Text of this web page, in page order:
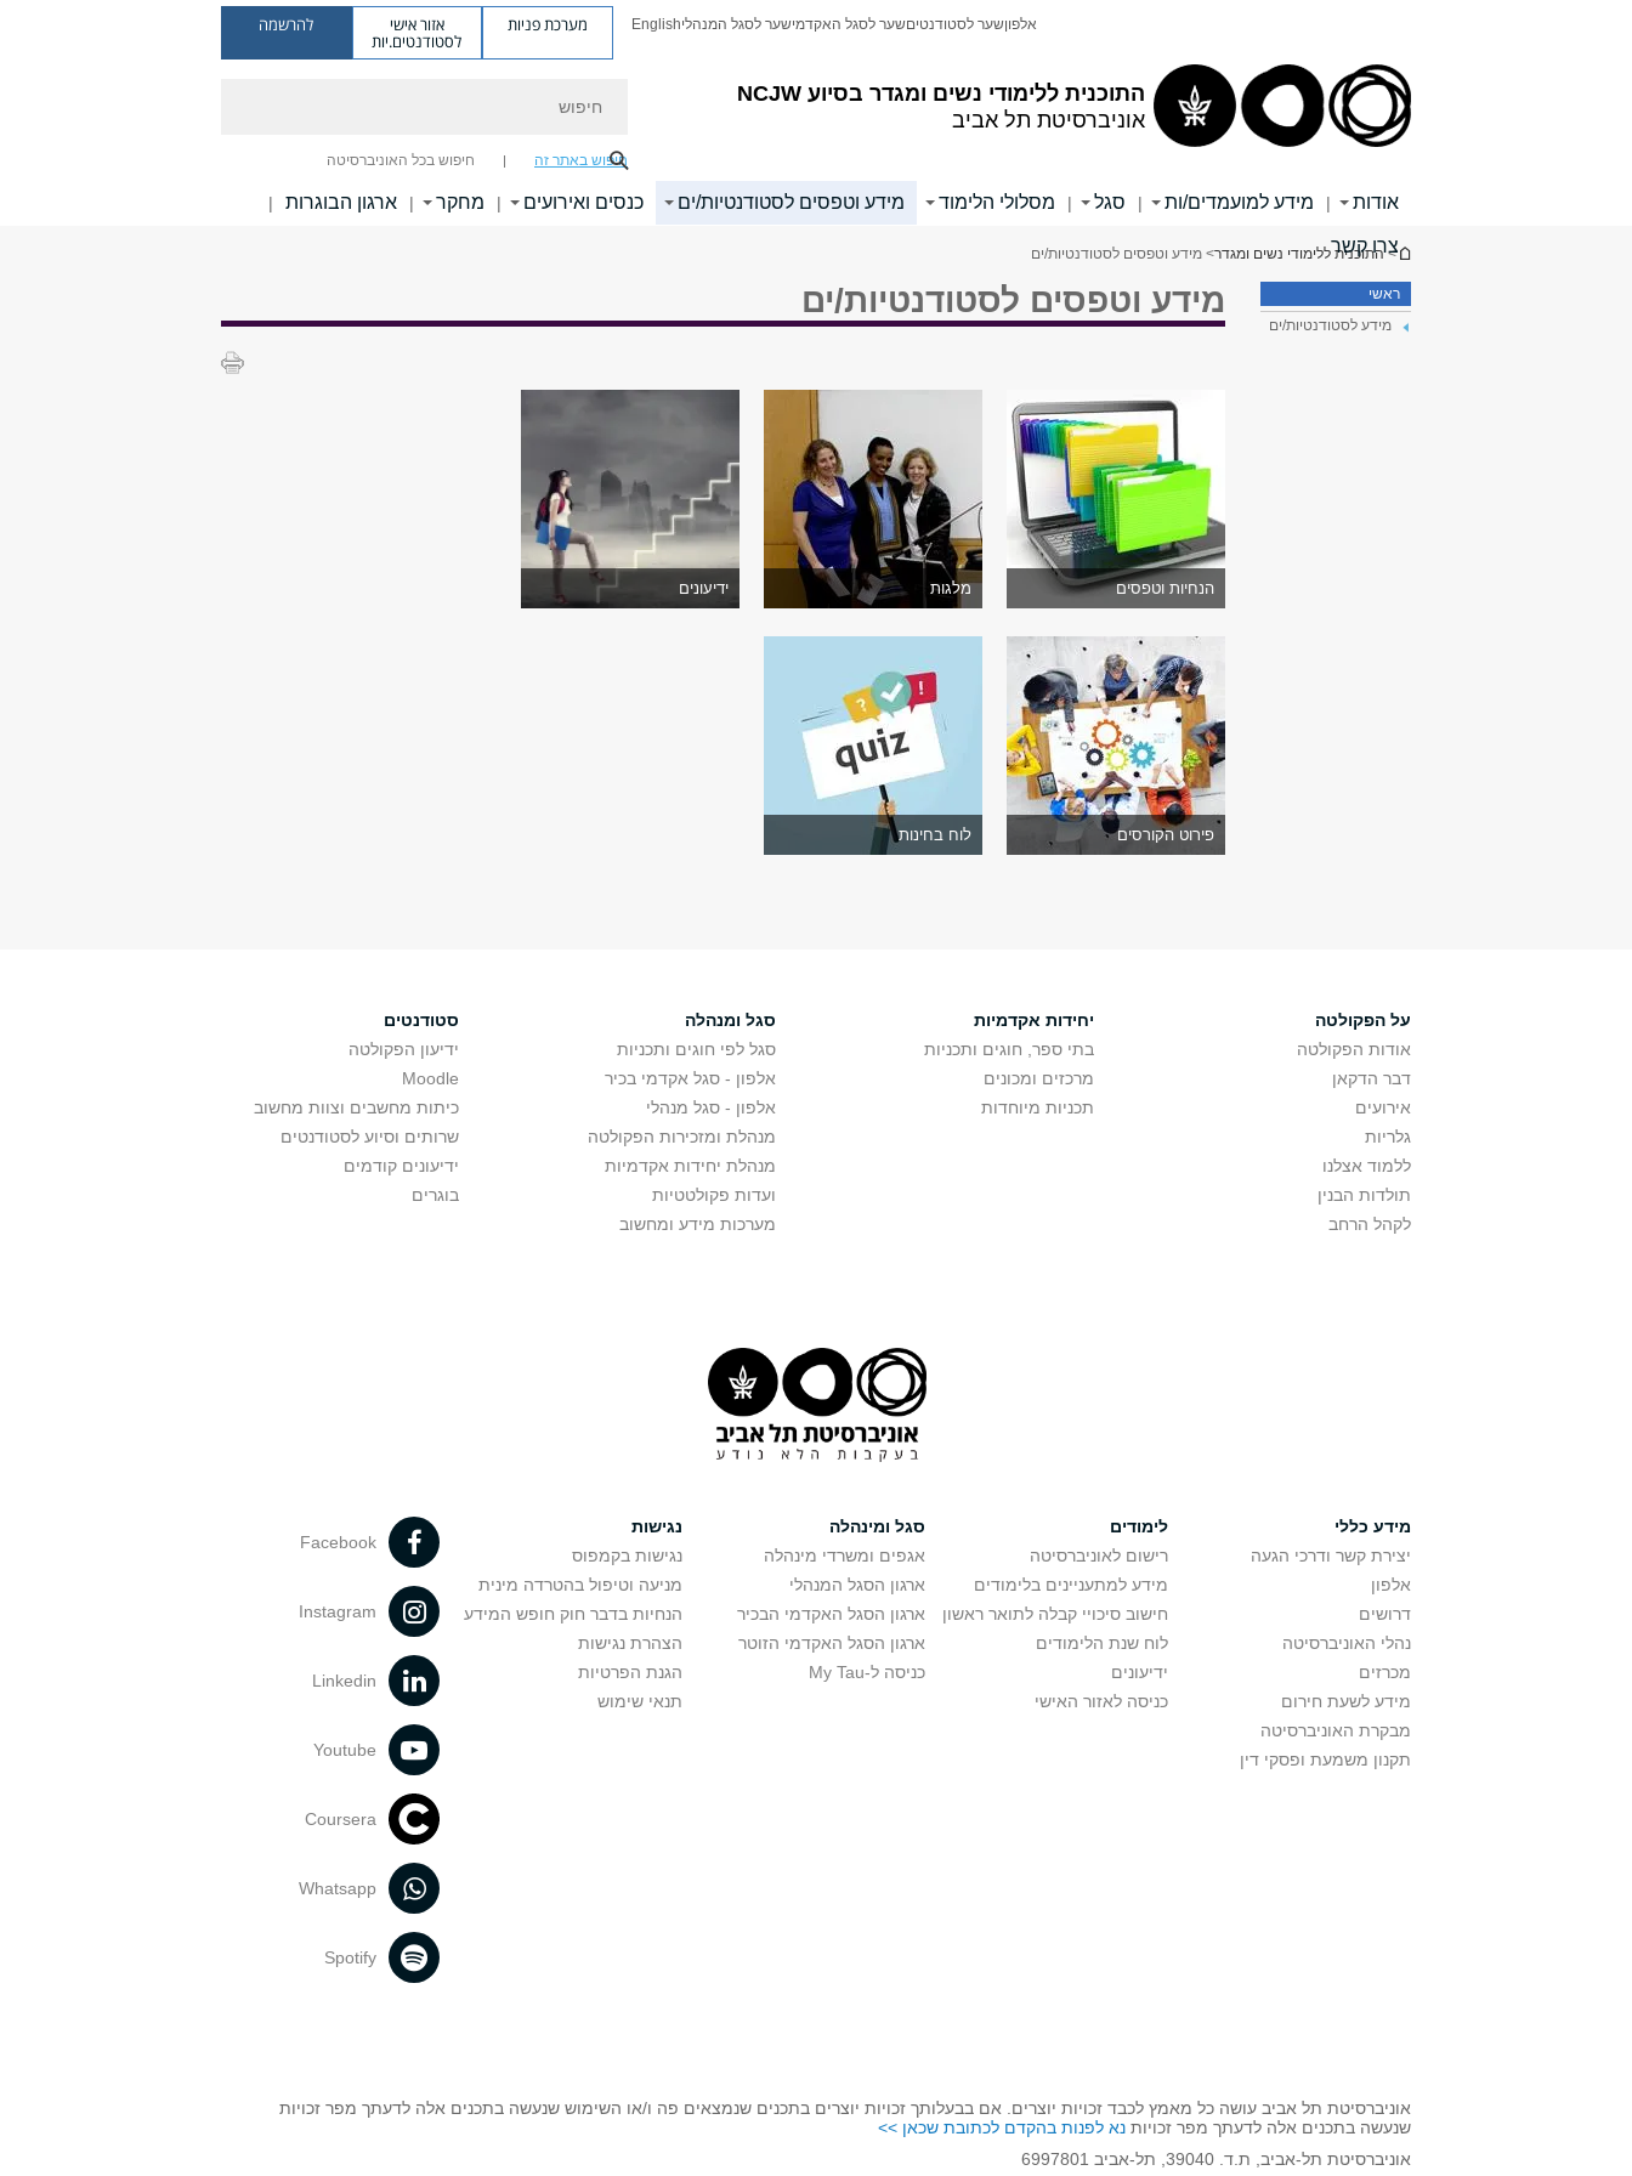
התוכנית ללימודי נשים ומגדר בסיוע NCJW
אוניברסיטת תל אביב
אלפוןשער לסטודנטיםשער לסגל האקדמישער לסגל המנהליEnglish מערכת פניות אזור אישי
לסטודנטים.יות
להרשמה
חיפוש באתר זה חיפוש בכל האוניברסיטה
אודות | מידע למועמדים/ות | סגל | מסלולי הלימוד מידע וטפסים לסטודנטיות/ים כנסים ואירועים | מחקר | ארגון הבוגרות |
צרו קשר
הינך נמצא כאן
> התוכנית ללימודי נשים ומגדר> מידע וטפסים לסטודנטיות/ים
ראשי
מידע לסטודנטיות/ים
מידע וטפסים לסטודנטיות/ים
הנחיות וטפסים מלגות ידיעונים
פירוט הקורסים לוח בחינות
על הפקולטה
אודות הפקולטה
דבר הדקאן
אירועים
גלריות
ללמוד אצלנו
תולדות הבנין
לקהל הרחב
יחידות אקדמיות
בתי ספר, חוגים ותכניות
מרכזים ומכונים
תכניות מיוחדות
סגל ומנהלה
סגל לפי חוגים ותכניות
אלפון - סגל אקדמי בכיר
אלפון - סגל מנהלי
מנהלת ומזכירות הפקולטה
מנהלת יחידות אקדמיות
ועדות פקולטטיות
מערכות מידע ומחשוב
סטודנטים
ידיעון הפקולטה
Moodle
כיתות מחשבים וצוות מחשוב
שרותים וסיוע לסטודנטים
ידיעונים קודמים
בוגרים
מידע כללי
יצירת קשר ודרכי הגעה
אלפון
דרושים
נהלי האוניברסיטה
מכרזים
מידע לשעת חירום
מבקרת האוניברסיטה
תקנון משמעת ופסקי דין
לימודים
רישום לאוניברסיטה
מידע למתעניינים בלימודים
חישוב סיכויי קבלה לתואר ראשון
לוח שנת הלימודים
ידיעונים
כניסה לאזור האישי
סגל ומינהלה
אגפים ומשרדי מינהלה
ארגון הסגל המנהלי
ארגון הסגל האקדמי הבכיר
ארגון הסגל האקדמי הזוטר
כניסה ל-My Tau
נגישות
נגישות בקמפוס
מניעה וטיפול בהטרדה מינית
הנחיות בדבר חוק חופש המידע
הצהרת נגישות
הגנת הפרטיות
תנאי שימוש
Facebook
Instagram
Linkedin
Youtube
Coursera
Whatsapp
Spotify
אוניברסיטת תל אביב עושה כל מאמץ לכבד זכויות יוצרים. אם בבעלותך זכויות יוצרים בתכנים שנמצאים פה ו/או השימוש שנעשה בתכנים אלה לדעתך מפר זכויות
שנעשה בתכנים אלה לדעתך מפר זכויות נא לפנות בהקדם לכתובת שכאן >>
אוניברסיטת תל-אביב, ת.ד. 39040, תל-אביב 6997801